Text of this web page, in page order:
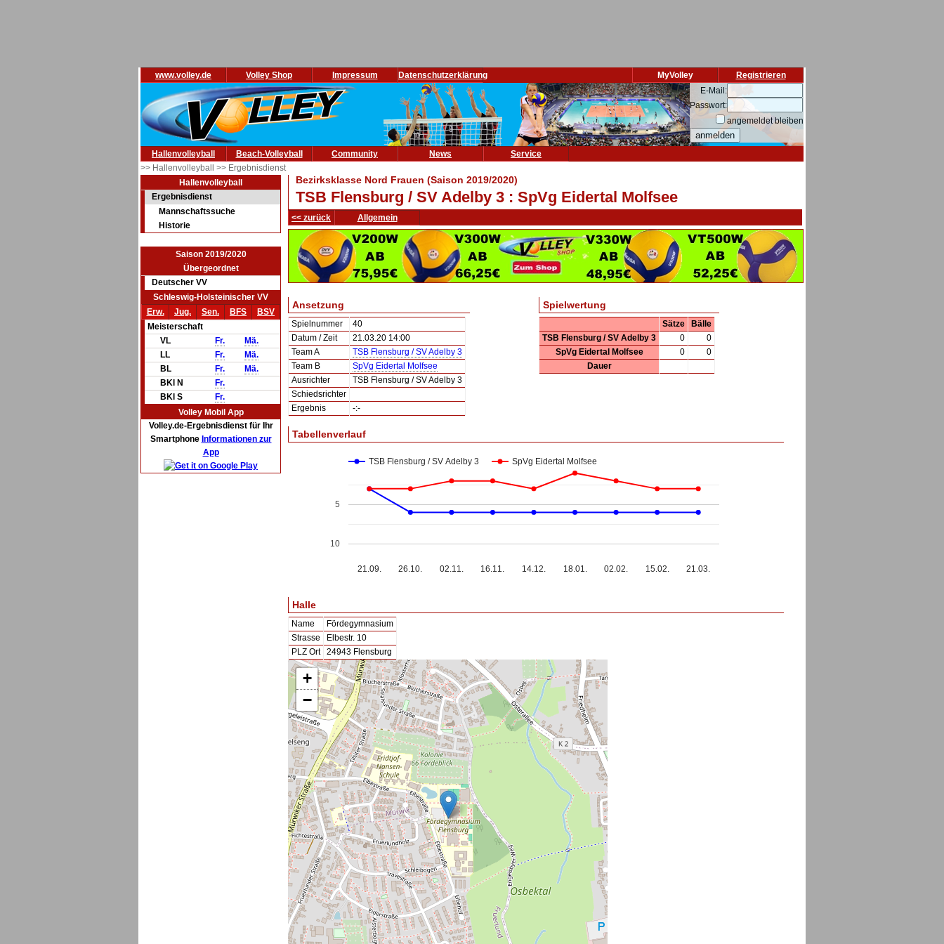
www.volley.de Volley Shop Impressum Datenschutzerklärung Registrieren
MyVolley
E-Mail:
Passwort:
angemeldet bleiben
Hallenvolleyball Beach-Volleyball Community News
Service
>> Hallenvolleyball >> Ergebnisdienst
Hallenvolleyball
Ergebnisdienst
Mannschaftssuche
Historie
Saison 2019/2020
Übergeordnet
Deutscher VV
Schleswig-Holsteinischer VV
Erw.
Jug. Sen. BFS
BSV
Meisterschaft
VL
Fr.
Mä.
LL
Fr.
Mä.
BL
Fr.
Mä.
BKl N
Fr.
BKl S
Fr.
Volley Mobil App
Volley.de-Ergebnisdienst für Ihr
Smartphone Informationen zur
App
Bezirksklasse Nord Frauen (Saison 2019/2020)
TSB Flensburg / SV Adelby 3 : SpVg Eidertal Molfsee
<< zurück Allgemein
Ansetzung
Spielnummer
40
Datum / Zeit
21.03.20 14:00
Team A
TSB Flensburg / SV Adelby 3
Team B
SpVg Eidertal Molfsee
Ausrichter
TSB Flensburg / SV Adelby 3
Schiedsrichter
Ergebnis
-:-
Spielwertung
Sätze
Bälle
TSB Flensburg / SV Adelby 3
0
0
SpVg Eidertal Molfsee
0
0
Dauer
Tabellenverlauf
TSB Flensburg / SV Adelby 3 SpVg Eidertal Molfsee
21.09. 26.10. 02.11. 16.11. 14.12. 18.01. 02.02. 15.02. 21.03.
5
10
Halle
Name
Fördegymnasium
Strasse
Elbestr. 10
PLZ Ort
24943 Flensburg
+
−